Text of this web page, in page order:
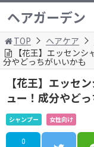
ヘアガーデン
TOP ヘアケア
【花王】エッセン
分やどっちがいいかも
【花王】エッセ
ュー！成分やど
シャンプー 女性向け
0